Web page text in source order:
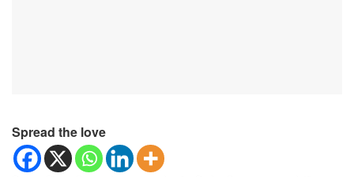
Spread the love